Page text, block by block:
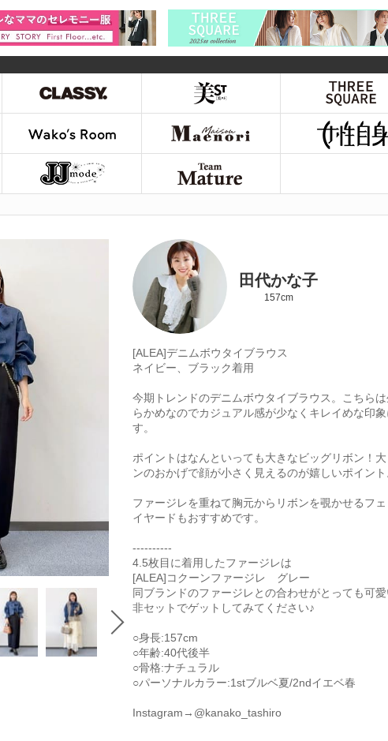
田代かな子
157cm
[ALEA]デニムボウタイブラウス
ネイビー、ブラック着用
今期トレンドのデニムボウタイブラウス。こちら
らかめなのでカジュアル感が少なくキレイめな印
す。
ポイントはなんといっても大きなビッグリボン！
ンのおかげで顔が小さく見えるのが嬉しいポイン
ファージレを重ねて胸元からリボンを覗かせるフ
イヤードもおすすめです。
----------
4.5枚目に着用したファージレは
[ALEA]コクーンファージレ グレー
同ブランドのファージレとの合わせがとっても可
非セットでゲットしてみてください♪
○身長:157cm
○年齢:40代後半
○骨格:ナチュラル
○パーソナルカラー:1stブルベ夏/2ndイエベ春
Instagram→@kanako_tashiro